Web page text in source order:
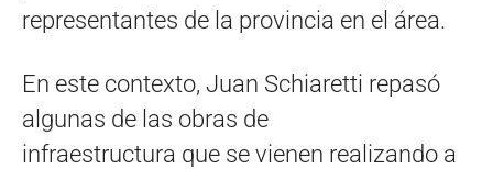
representantes de la provincia en el área.
En este contexto, Juan Schiaretti repasó
algunas de las obras de
infraestructura que se vienen realizando a